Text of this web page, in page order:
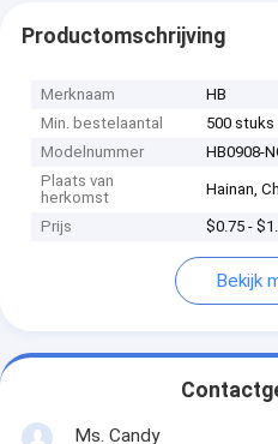
Productomschrijving
Merknaam
HB
Min. bestelaantal
500 stuks
Modelnummer
HB0908-
Plaats van
herkomst
Hainan,
Prijs $0.75 -
Bekijk
Ms. Candy